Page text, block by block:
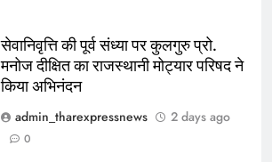
सेवानिवृत्ति की पूर्व संध्या पर कुलगुरु प्रो.
मनोज दीक्षित का राजस्थानी मोट्यार परिषद ने
किया अभिनंदन
admin_tharexpressnews
2 days ago
0